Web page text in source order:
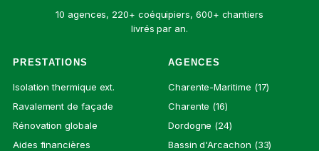
10 agences, 220+ coéquipiers, 600+ chantiers
livrés par an.
PRESTATIONS
Isolation thermique ext.
Ravalement de façade
Rénovation globale
Aides financières
AGENCES
Charente-Maritime (17)
Charente (16)
Dordogne (24)
Bassin d'Arcachon (33)